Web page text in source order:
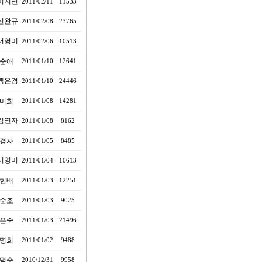
2011/02/11 11533
완규 2011/02/08 23765
영미 2011/02/06 10513
애 2011/01/10 12641
은경 2011/01/10 24446
희 2011/01/08 14281
연자 2011/01/08 8162
자 2011/01/05 8485
영미 2011/01/04 10613
배 2011/01/03 12251
조 2011/01/03 9025
숙 2011/01/03 21496
희 2011/01/02 9488
순 2010/12/31 9958